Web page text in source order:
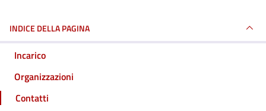
INDICE DELLA PAGINA
Incarico
Organizzazioni
Contatti